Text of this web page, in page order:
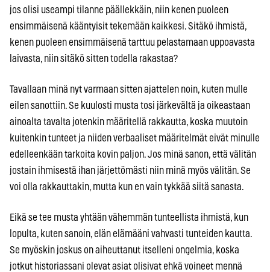
jos olisi useampi tilanne päällekkäin, niin kenen puoleen
ensimmäisenä kääntyisit tekemään kaikkesi. Sitäkö ihmistä,
kenen puoleen ensimmäisenä tarttuu pelastamaan uppoavasta
laivasta, niin sitäkö sitten todella rakastaa?
Tavallaan minä nyt varmaan sitten ajattelen noin, kuten mulle
eilen sanottiin. Se kuulosti musta tosi järkevältä ja oikeastaan
ainoalta tavalta jotenkin määritellä rakkautta, koska muutoin
kuitenkin tunteet ja niiden verbaaliset määritelmät eivät minulle
edelleenkään tarkoita kovin paljon. Jos minä sanon, että välitän
jostain ihmisestä ihan järjettömästi niin minä myös välitän. Se
voi olla rakkauttakin, mutta kun en vain tykkää siitä sanasta.
Eikä se tee musta yhtään vähemmän tunteellista ihmistä, kun
lopulta, kuten sanoin, elän elämääni vahvasti tunteiden kautta.
Se myöskin joskus on aiheuttanut itselleni ongelmia, koska
jotkut historiassani olevat asiat olisivat ehkä voineet mennä